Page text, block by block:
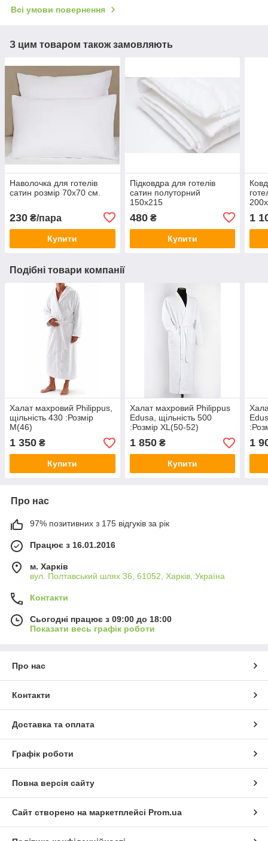
Всі умови повернення
З цим товаром також замовляють
Наволочка для готелів
сатин розмір 70х70 см.
230 ₴/пара
Купити
Підковдра для готелів
сатин полуторний
150х215
480₴
Купити
1
Подібні товари компанії
Халат махровий Philippus,
щільність 430 :Розмір
М(46)
1 350 ₴
Купити
Халат махровий Philippus
Edusa, щільність 500
:Розмір XL(50-52)
1 850₴
Купити
1
Про нас
97% позитивних з 175 відгуків за рік
Працює з 16.01.2016
м. Харків
вул. Полтавський шлях 36, 61052, Харків, Україна
Контакти
Сьогодні працює з 09:00 до 18:00
Показати весь графік роботи
Про нас
Контакти
Доставка та оплата
Графік роботи
Повна версія сайту
Сайт створено на маркетплейсі Prom.ua